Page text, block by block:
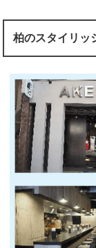
柏のスタイリッ